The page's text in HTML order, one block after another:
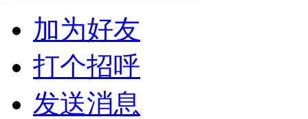
加为好友
打个招呼
发送消息